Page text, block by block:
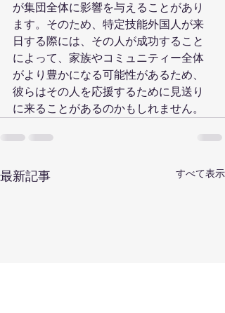
が集団全体に影響を与えることがあり
ます。そのため、特定技能外国人が来
日する際には、その人が成功すること
によって、家族やコミュニティー全体
がより豊かになる可能性があるため、
彼らはその人を応援するために見送り
に来ることがあるのかもしれません。
最新記事 すべて表示